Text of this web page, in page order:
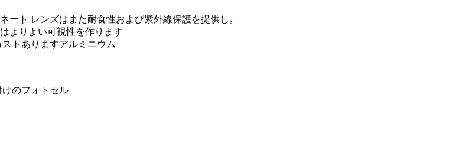
ト レンズはまた耐食性および紫外線保護を提供し。
よりよい可視性を作ります
トありますアルミニウム
のフォトセル